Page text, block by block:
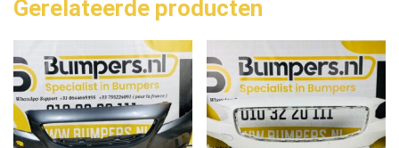
Gerelateerde producten